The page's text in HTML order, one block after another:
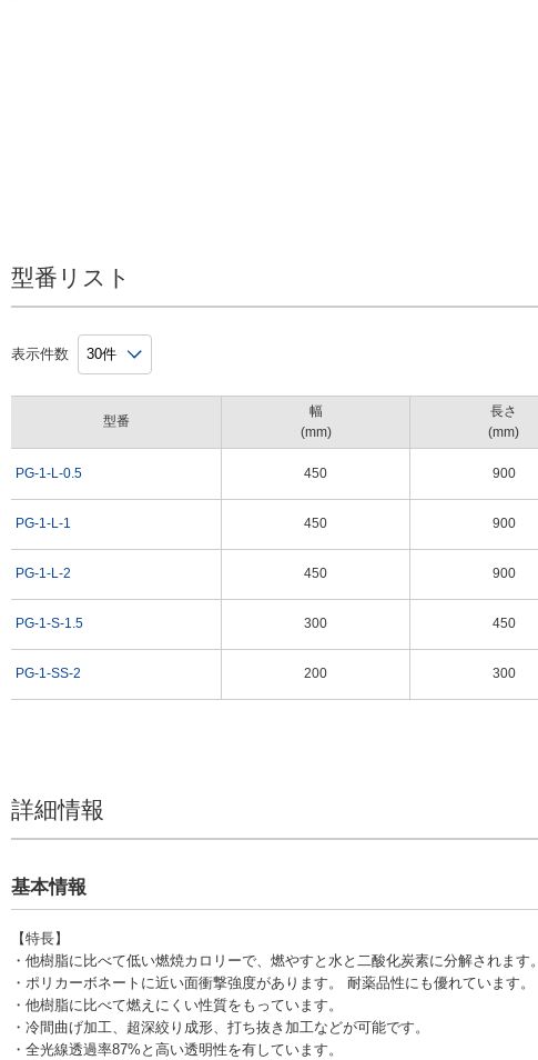
型番リスト
表示件数
型番
PG-1-L-0.5
PG-1-L-1
PG-1-L-2
PG-1-S-1.5
PG-1-SS-2
幅
(mm)
長さ
(mm)
450 900
450 900
450 900
300 450
200 300
詳細情報
基本情報
【特長】
・他樹脂に比べて低い燃焼カロリーで、燃やすと水と二酸化炭素に分解されます。
・ポリカーボネートに近い面衝撃強度があります。 耐薬品性にも優れています。
・他樹脂に比べて燃えにくい性質をもっています。
・冷間曲げ加工、超深絞り成形、打ち抜き加工などが可能です。
・全光線透過率87%と高い透明性を有しています。